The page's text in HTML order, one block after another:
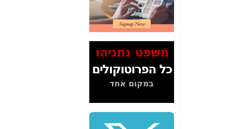
2" על תעלולי השר
משה כחלון -כאן
המשך חשיפת הבלוף
ששמו "מהפיכת
הסלולר" ואיך מסרסים
כאן
סיכום ביקור בסיליקון